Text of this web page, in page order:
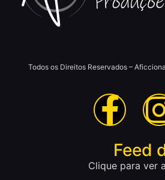
Todos os Direitos Reservados –
Feed
Clique para ver